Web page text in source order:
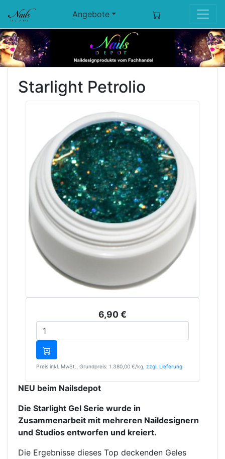
Angebote
Starlight Petrolio
6,90 €
Preis inkl. MwSt., Grundpreis: 1.380,00 €/kg , zzgl. Lieferung
NEU beim Nailsdepot
Die Starlight Gel Serie wurde in
Zusammenarbeit mit mehreren Naildesignern
und Studios entworfen und kreiert.
Die Ergebnisse dieses Top deckenden Geles